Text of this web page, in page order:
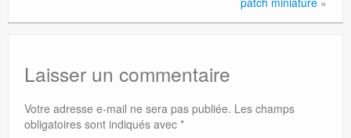
Laisser un commentaire
Votre adresse e-mail ne sera pas publiée. Les champs
obligatoires sont indiqués avec *